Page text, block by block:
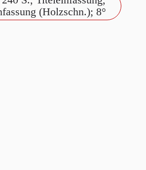
(Holzschn.); 8°